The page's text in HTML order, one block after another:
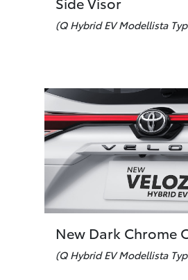
(Q Hybrid EV Modellista
New Dark Chrome
(Q Hybrid EV Modellista